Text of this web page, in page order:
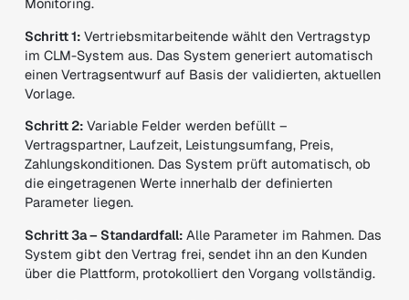
Schritt 1:Vertriebsmitarbeitende wählt den Vertragstyp
im CLM-System aus. Das System generiert automatisch
einen Vertragsentwurf auf Basis der validierten, aktuellen
Vorlage.
Schritt 2:Variable Felder werden befüllt –
Vertragspartner, Laufzeit, Leistungsumfang, Preis,
Zahlungskonditionen. Das System prüft automatisch, ob
die eingetragenen Werte innerhalb der definierten
Parameter liegen.
Schritt 3a – Standardfall:Alle Parameter im Rahmen. Das
System gibt den Vertrag frei, sendet ihn an den Kunden
über die Plattform, protokolliert den Vorgang vollständig.